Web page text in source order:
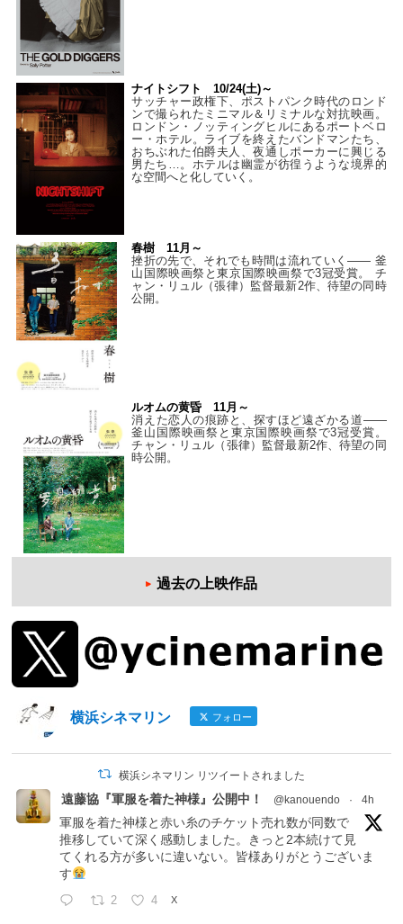
ナイトシフト 10/24(土)～
サッチャー政権下、ポストパンク時代のロンド
ンで撮られたミニマル＆リミナルな対抗映画。
ロンドン・ノッティングヒルにあるポートベロ
ー・ホテル。ライブを終えたバンドマンたち、
おちぶれた伯爵夫人、夜通しポーカーに興じる
男たち…。ホテルは幽霊が彷徨うような境界的
な空間へと化していく。
春樹 11月～
挫折の先で、それでも時間は流れていく—— 釜
山国際映画祭と東京国際映画祭で3冠受賞。 チ
ャン・リュル（張律）監督最新2作、待望の同時
公開。
ルオムの黄昏 11月～
消えた恋人の痕跡と、探すほど遠ざかる道——
釜山国際映画祭と東京国際映画祭で3冠受賞。
チャン・リュル（張律）監督最新2作、待望の同
時公開。
過去の上映作品
横浜シネマリン フォロー
横浜シネマリン リツイートされました
遠藤協『軍服を着た神様』公開中！ @kanouendo · 4h
軍服を着た神様と赤い糸のチケット売れ数が同数で
推移していて深く感動しました。きっと2本続けて見
てくれる方が多いに違いない。皆様ありがとうございま
す
2 4 X